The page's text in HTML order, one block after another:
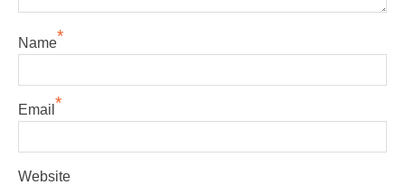
Name*
Email *
Website